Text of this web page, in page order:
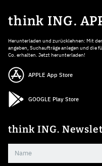
think ING.
Herunterladen und zurücklehnen: Mit
angeben, Suchaufträge anlegen und die
Co. erhalten. Jetzt herunterladen!
APPLE App Store
GOOGLE Play Store
think ING.